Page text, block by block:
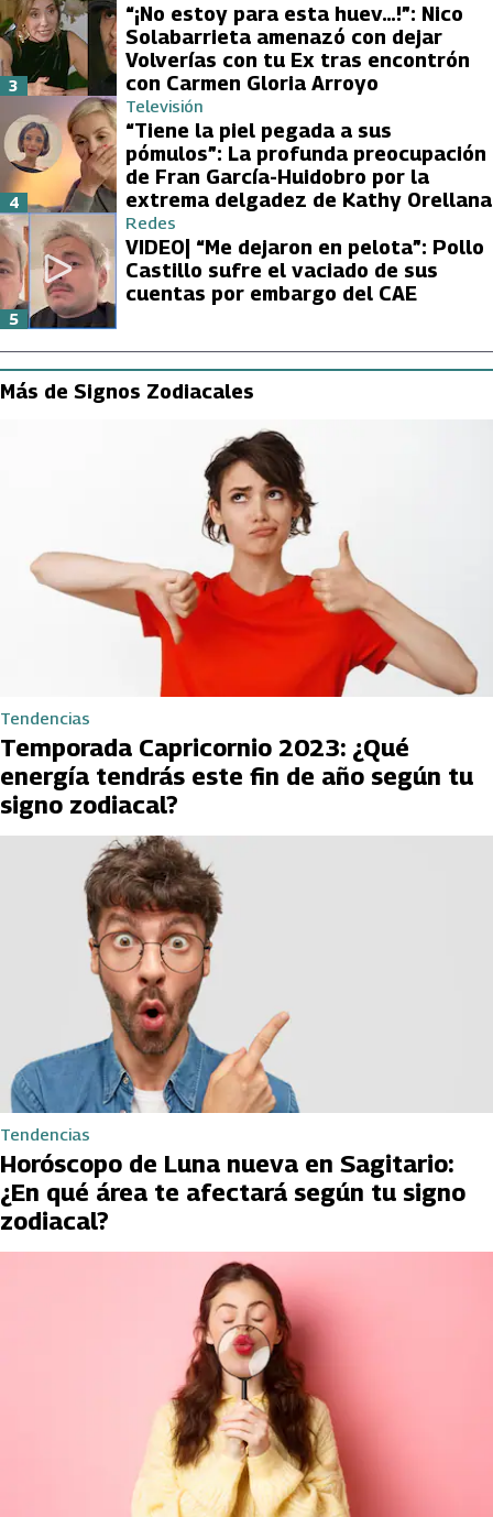
“¡No estoy para esta huev…!”: Nico
Solabarrieta amenazó con dejar
Volverías con tu Ex tras encontrón
con Carmen Gloria Arroyo
3
Televisión
“Tiene la piel pegada a sus
pómulos”: La profunda preocupación
de Fran García-Huidobro por la
extrema delgadez de Kathy Orellana
4
Redes
VIDEO| “Me dejaron en pelota”: Pollo
Castillo sufre el vaciado de sus
cuentas por embargo del CAE
5
Más de Signos Zodiacales
Tendencias
Temporada Capricornio 2023: ¿Qué
energía tendrás este fin de año según tu
signo zodiacal?
Tendencias
Horóscopo de Luna nueva en Sagitario:
¿En qué área te afectará según tu signo
zodiacal?